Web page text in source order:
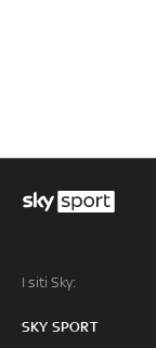
I siti Sky:
SKY SPORT